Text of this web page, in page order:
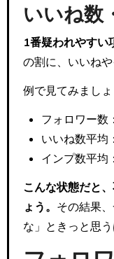
いいね数
1番疑われやすい
の割に、いいね
例で見てみましょ
フォロワー数
いいね数平均
インプ数平均
こんな状態だと
ょう。 その結果
な」ときっと思う